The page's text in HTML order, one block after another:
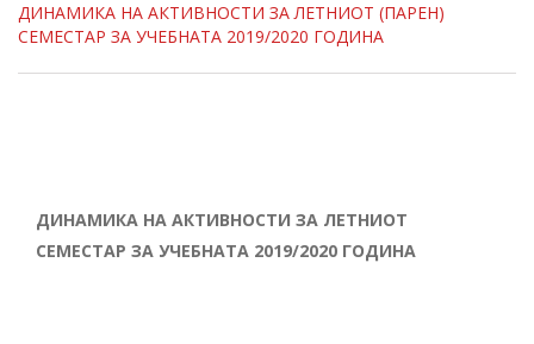
ДИНАМИКА НА АКТИВНОСТИ ЗА ЛЕТНИОТ (ПАРЕН)
СЕМЕСТАР ЗА УЧЕБНАТА 2019/2020 ГОДИНА
ДИНАМИКА НА АКТИВНОСТИ ЗА ЛЕТНИОТ
СЕМЕСТАР ЗА УЧЕБНАТА 2019/2020 ГОДИНА